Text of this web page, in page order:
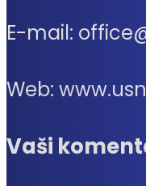
E-mail:
Web:
Vaši